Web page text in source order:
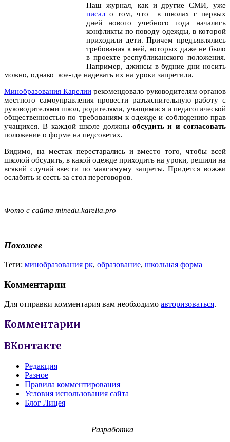
Наш журнал, как и другие СМИ, уже
писал о том, что в школах с первых
дней нового учебного года начались
конфликты по поводу одежды, в которой
приходили дети. Причем предъявлялись
требования к ней, которых даже не было
в проекте республиканского положения.
Например, джинсы в будние дни носить
можно, однако кое-где надевать их на уроки запретили.
Минобразования Карелии рекомендовало руководителям органов
местного самоуправления провести разъяснительную работу с
руководителями школ, родителями, учащимися и педагогической
общественностью по требованиям к одежде и соблюдению прав
учащихся. В каждой школе должны обсудить и и согласовать
положение о форме на педсоветах.
Видимо, на местах перестарались и вместо того, чтобы всей
школой обсудить, в какой одежде приходить на уроки, решили на
всякий случай ввести по максимуму запреты. Придется вожжи
ослабить и сесть за стол переговоров.
Фото с сайта minedu.karelia.pro
Похожее
Теги: минобразования рк, образование, школьная форма
Комментарии
Для отправки комментария вам необходимо авторизоваться.
Комментарии
ВКонтакте
Редакция
Разное
Правила комментирования
Условия использования сайта
Блог Лицея
Разработка